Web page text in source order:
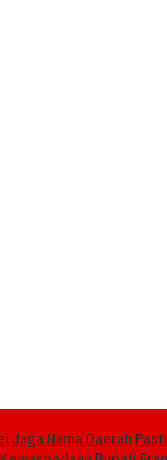
Jaga Nama Daerah